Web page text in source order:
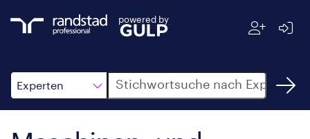
powered by
Experten
Suche